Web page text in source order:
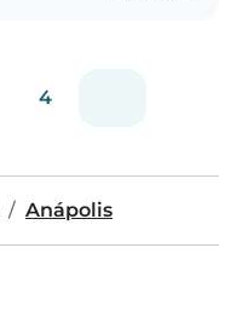
4
Anápolis